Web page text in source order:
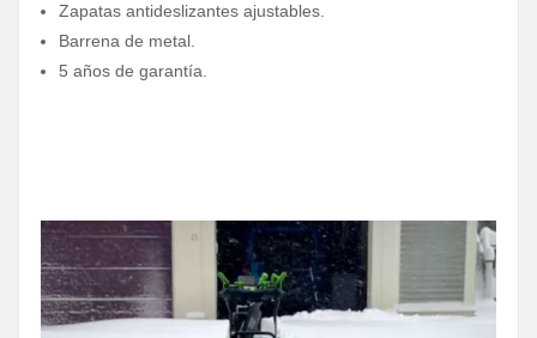
Zapatas antideslizantes ajustables.
Barrena de metal.
5 años de garantía.